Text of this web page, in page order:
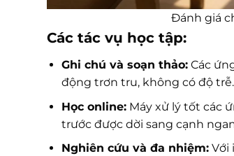
Đánh giá
Các tác vụ học tập:
Ghi chú và soạn thảo:Các
động trơn tru, không có độ trễ.
Học online:Máy xử lý tốt các
trước được dời sang cạnh
Nghiên cứu và đa nhiệm:Với